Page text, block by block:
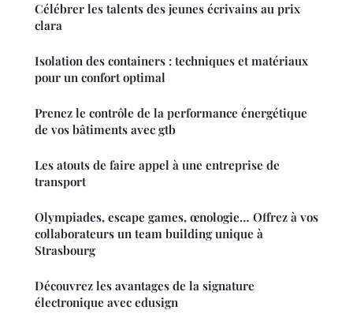
Célébrer les talents des jeunes écrivains au prix
clara
Isolation des containers : techniques et matériaux
pour un confort optimal
Prenez le contrôle de la performance énergétique
de vos bâtiments avec gtb
Les atouts de faire appel à une entreprise de
transport
Olympiades, escape games, œnologie… Offrez à vos
collaborateurs un team building unique à
Strasbourg
Découvrez les avantages de la signature
électronique avec edusign